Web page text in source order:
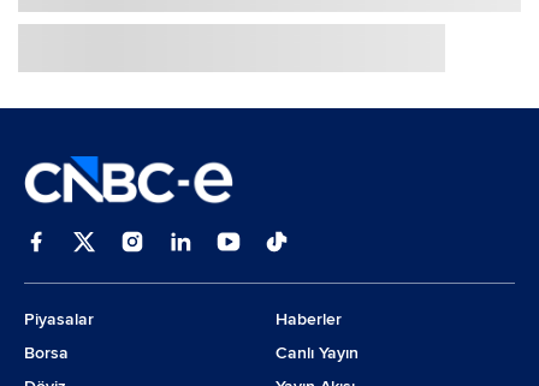
Piyasalar
Borsa
Haberler
Canlı Yayın